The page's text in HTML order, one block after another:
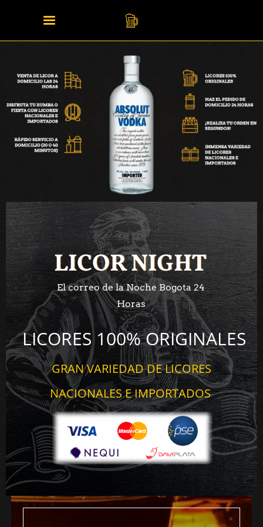
LICOR NIGHT
LICOR NIGHT
El correo de la Noche Bogota 24
Horas
LICORES 100% ORIGINALES
GRAN VARIEDAD DE LICORES
NACIONALES E IMPORTADOS